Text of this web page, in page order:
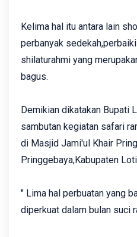
Kelima hal itu antara lain
perbanyak
shilaturahmi yang
bagus.‎
Demikian dikatakan Bupati
sambutan kegiatan safari
di Masjid Jami'ul Khair
Pringgebaya,Kabupaten
" Lima hal perbuatan yang
diperkuat dalam bulan suci